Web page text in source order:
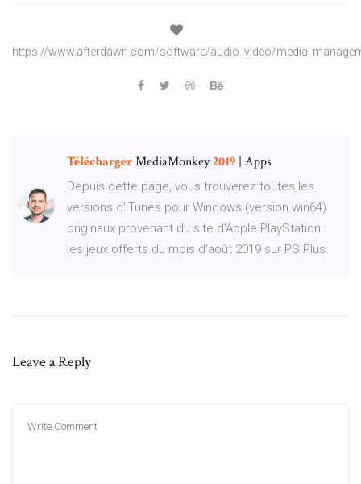
https://www.afterdawn.com/software/audio_video/
TéléchargerMediaMonkey2019 | Apps
Depuis cette page, vous trouverez toutes les
versions d'iTunes pour Windows (version win64)
originaux provenant du site d'Apple.PlayStation :
les jeux offerts du mois d’août 2019 sur PS Plus.
Leave a Reply